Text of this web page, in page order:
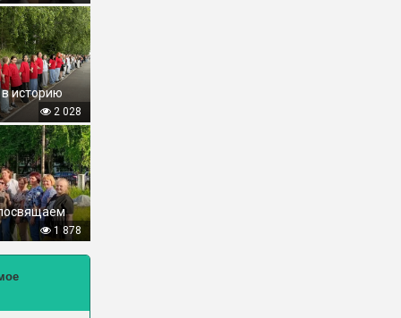
историю
2 028
1 878